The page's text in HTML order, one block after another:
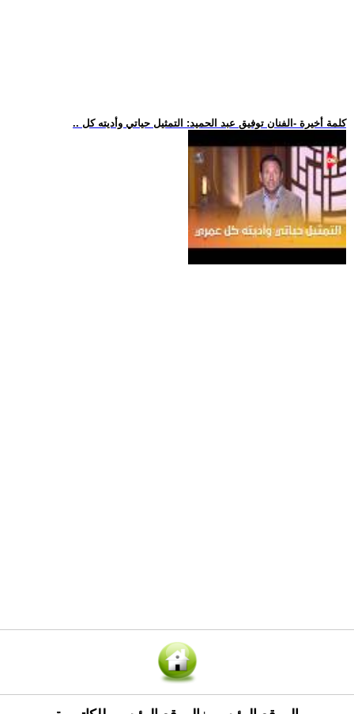
.. كلمة أخيرة -الفنان توفيق عبد الحميد: التمثيل حياتي وأديته كل